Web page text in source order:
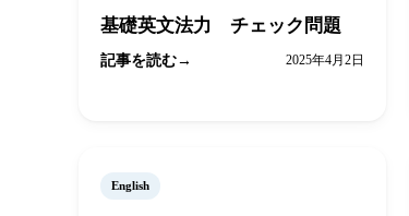
基礎英文法力 チェック問題
記事を読む 2025年4月2日
English